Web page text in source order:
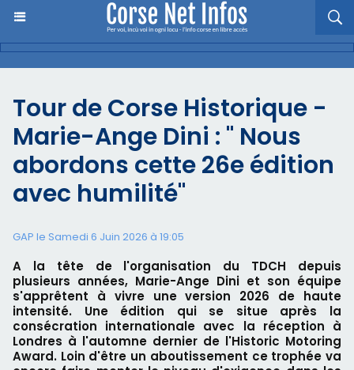
Tour de Corse Historique -
Marie-Ange Dini : " Nous
abordons cette 26e édition
avec humilité"
GAP le Samedi 6 Juin 2026 à 19:05
A la tête de l'organisation du TDCH depuis
plusieurs années, Marie-Ange Dini et son équipe
s'apprêtent à vivre une version 2026 de haute
intensité. Une édition qui se situe après la
consécration internationale avec la réception à
Londres à l'automne dernier de l'Historic Motoring
Award. Loin d'être un aboutissement ce trophée va